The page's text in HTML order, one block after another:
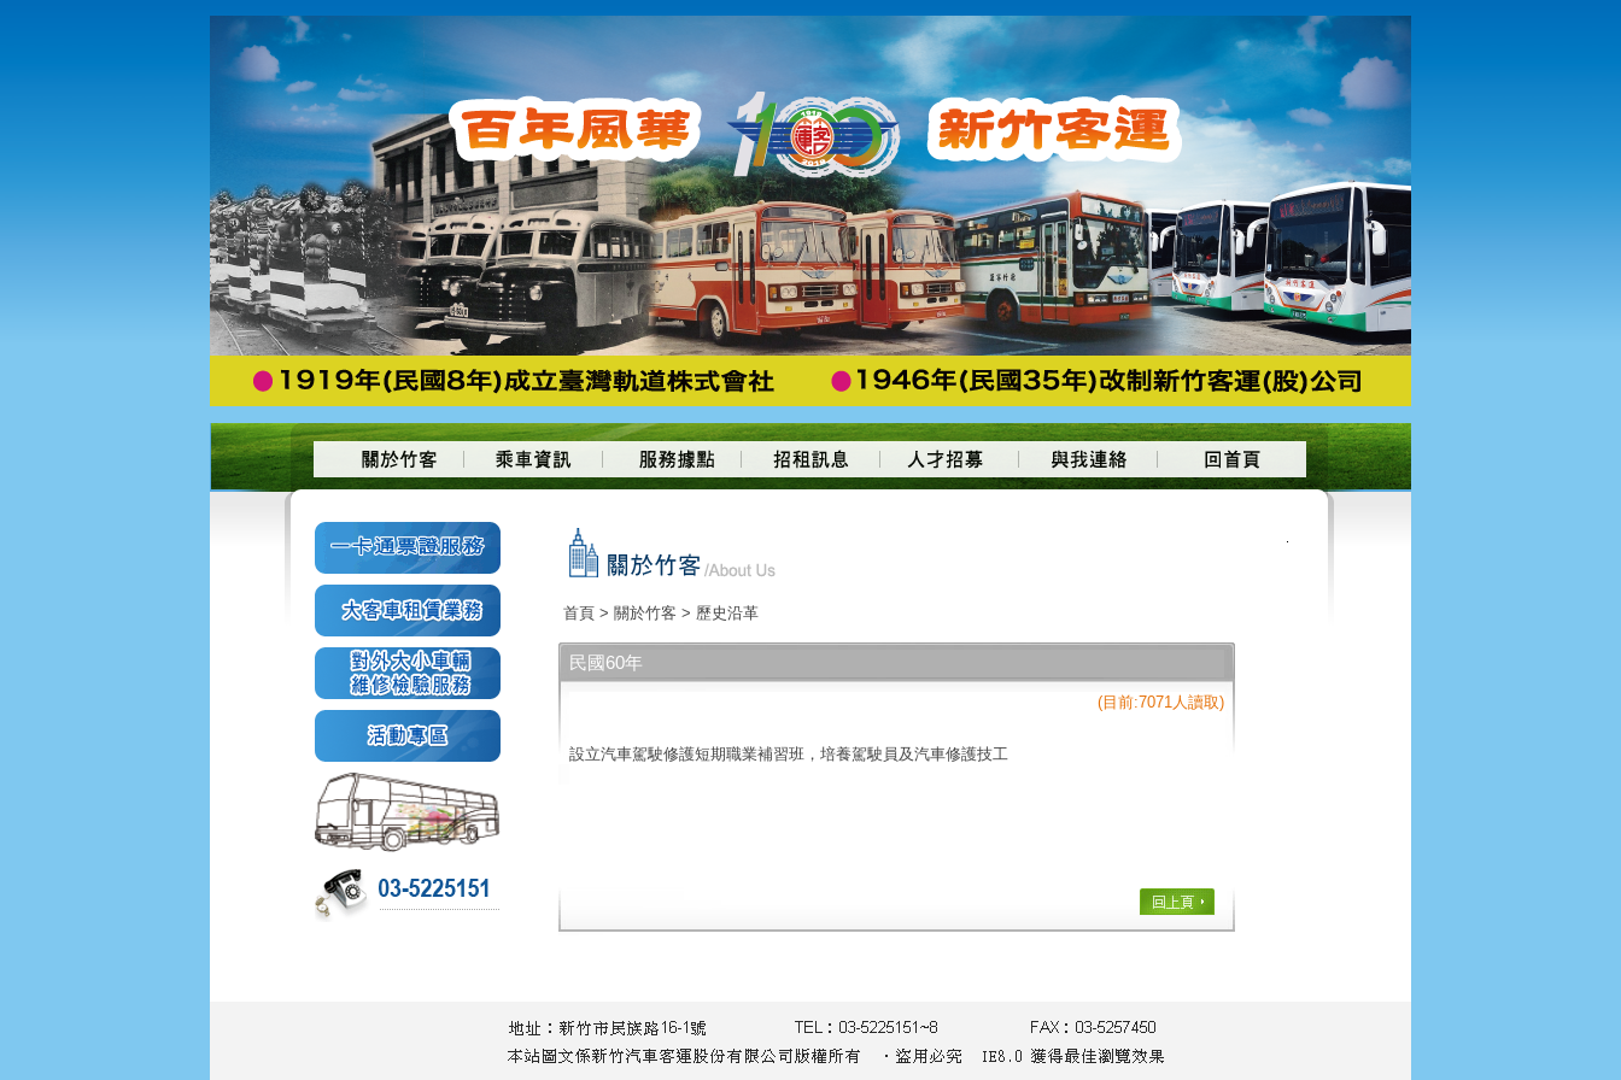
首頁 > 關於竹客 > 歷史沿革
民國60年
(目前:7071人讀取)
設立汽車駕駛修護短期職業補習班，培養駕駛員及汽車修護技工